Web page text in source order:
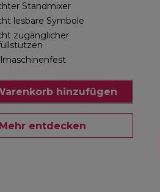
Standmixer
lesbare Symbole
zugänglicher
hinzufügen
Mehr entdecken